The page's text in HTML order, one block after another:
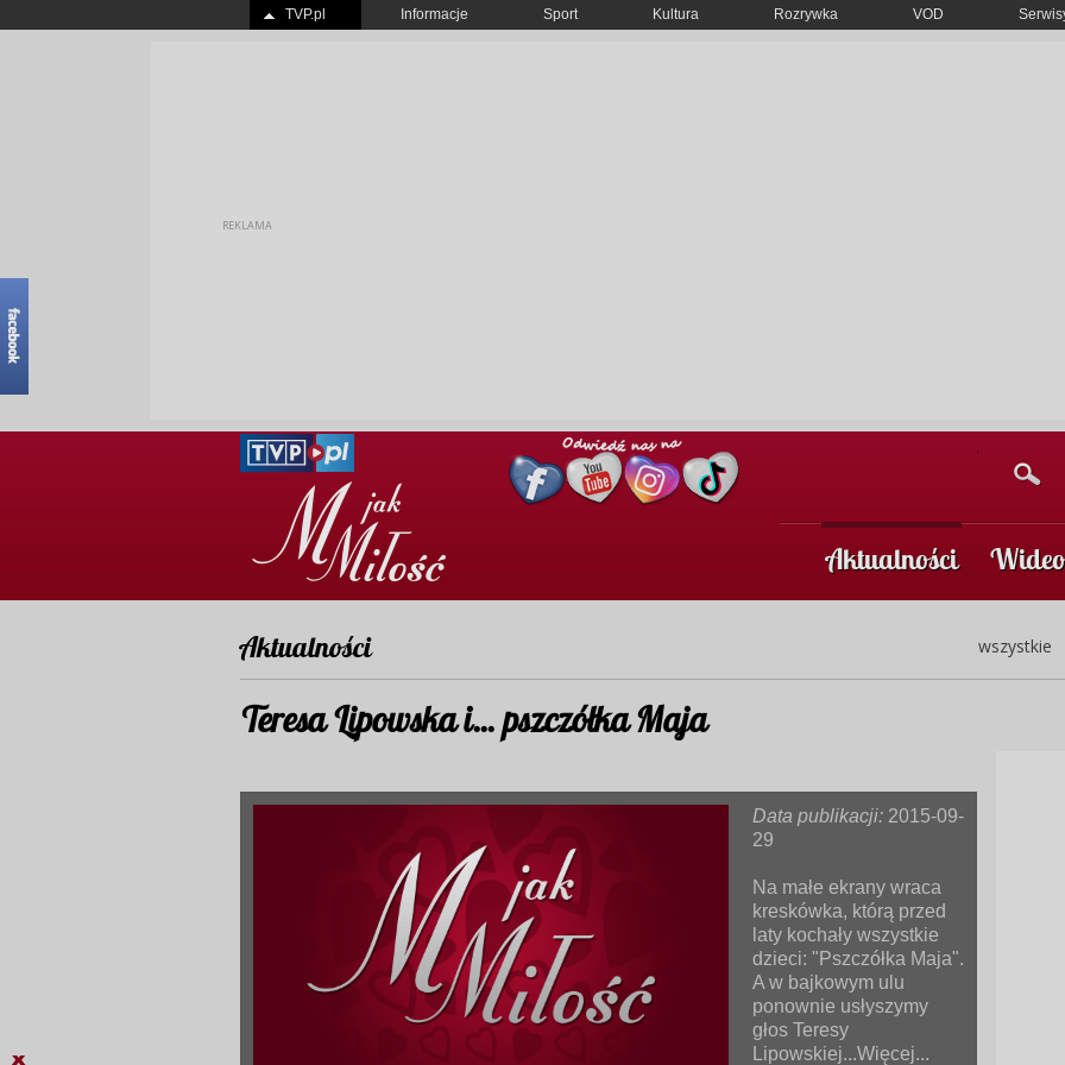
TVP.pl Informacje Sport Kultura Rozrywka VOD
Aktualności Wideo
Aktualności wszystkie
Teresa Lipowska i... pszczółka Maja
Data publikacji: 2015-09-
29
Na małe ekrany wraca
kreskówka, którą przed
laty kochały wszystkie
dzieci: "Pszczółka Maja".
A w bajkowym ulu
ponownie usłyszymy
głos Teresy
Lipowskiej...Więcej...